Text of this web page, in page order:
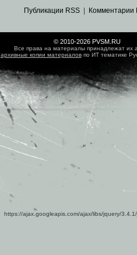
Публикации RSS| Комментарии
© 2010-2026 PVSM.RU
Все права на материалы принадлежат их
архивные копии материаловпо ИТ тематике
https://ajax.googleapis.com/ajax/libs/jquery/